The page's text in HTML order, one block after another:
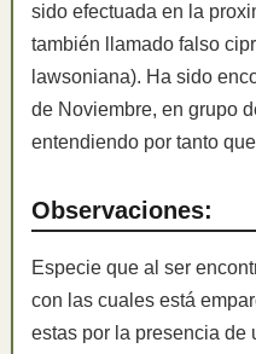
sido efectuada en la
también llamado falso
lawsoniana). Ha sido
de Noviembre, en grupo
entendiendo por tanto
Observaciones:
Especie que al ser
con las cuales está
estas por la presencia de